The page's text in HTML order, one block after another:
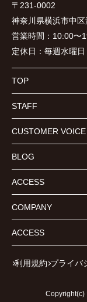
〒231-0002
神奈川県横浜市中
営業時間： 10:00〜
定休日： 毎週水曜日
TOP
STAFF
CUSTOMER VOICE
BLOG
ACCESS
COMPANY
ACCESS
利用規約 プライバ
Copyright(c)